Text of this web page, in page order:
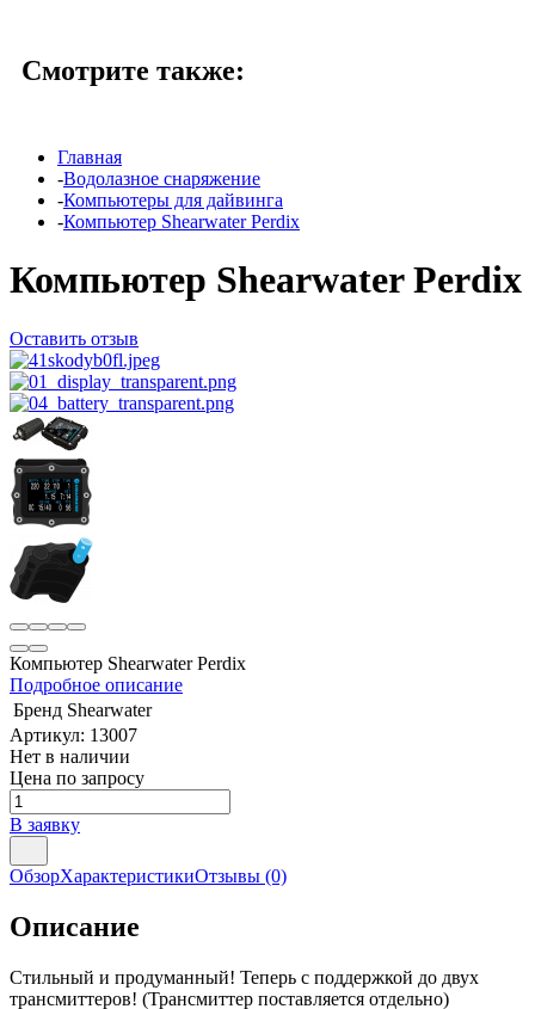
Смотрите также:
Главная
-Водолазное снаряжение
-Компьютеры для дайвинга
-Компьютер Shearwater Perdix
Компьютер Shearwater Perdix
Оставить отзыв
Компьютер Shearwater Perdix
Подробное описание
Бренд Shearwater
Артикул: 13007
Нет в наличии
Цена по запросу
В заявку
ОбзорХарактеристикиОтзывы (0)
Описание
Стильный и продуманный! Теперь с поддержкой до двух
трансмиттеров! (Трансмиттер поставляется отдельно)